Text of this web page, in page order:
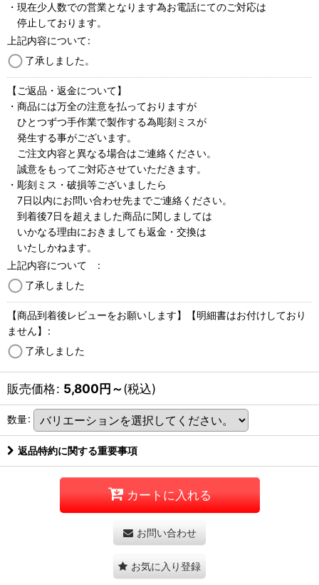
・現在少人数での営業となります為お電話にてのご対応は
停止しております。
上記内容について:
了承しました。
【ご返品・返金について】
・商品には万全の注意を払っておりますが
ひとつずつ手作業で製作する為彫刻ミスが
発生する事がございます。
ご注文内容と異なる場合はご連絡ください。
誠意をもってご対応させていただきます。
・彫刻ミス・破損等ございましたら
7日以内にお問い合わせ先までご連絡ください。
到着後7日を超えました商品に関しましては
いかなる理由におきましても返金・交換は
いたしかねます。
上記内容について
:
了承しました
【商品到着後レビューをお願いします】【明細書はお付けしており
ません】
:
了承しました
販売価格: 5,800円～(税込)
数量:
返品特約に関する重要事項
カートに入れる
お問い合わせ
お気に入り登録